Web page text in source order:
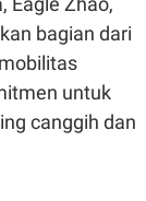
bagian dari
untuk
canggih dan